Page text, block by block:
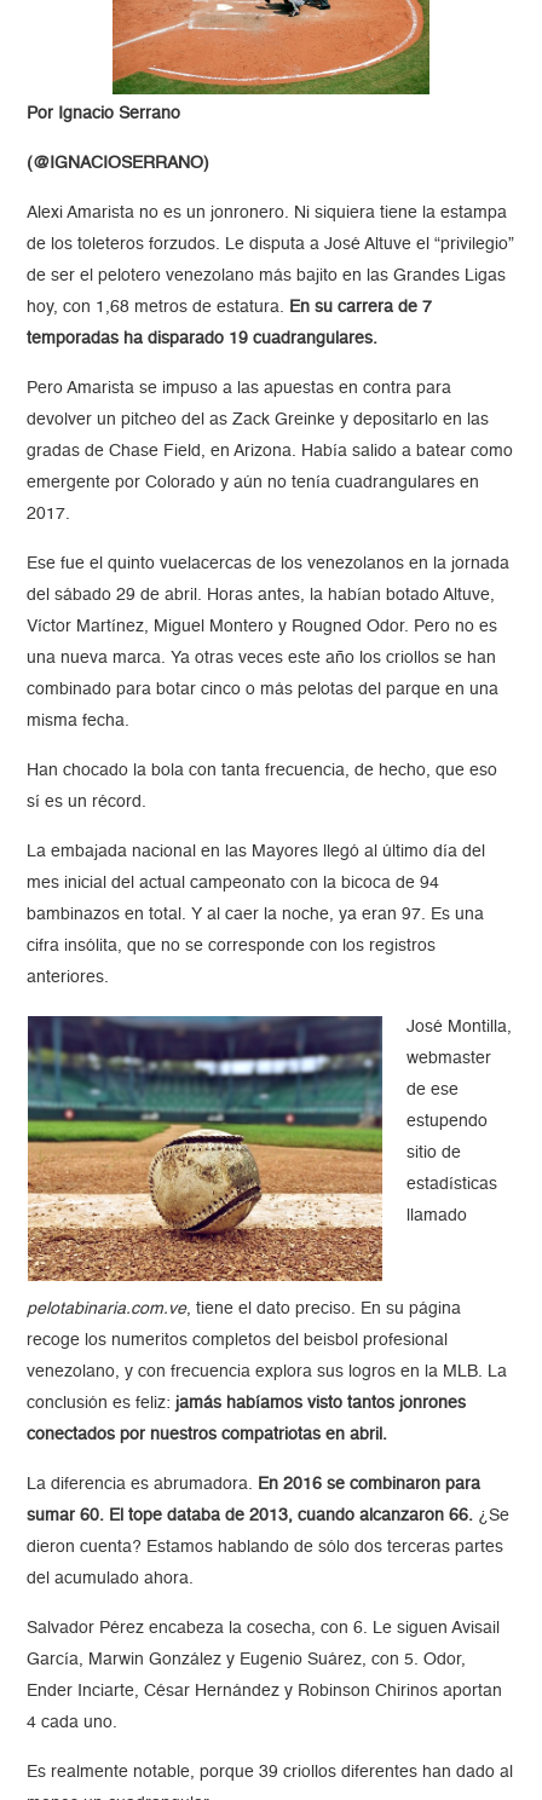
Por Ignacio Serrano
(@IGNACIOSERRANO)
Alexi Amarista no es un jonronero. Ni siquiera tiene la estampa
de los toleteros forzudos. Le disputa a José Altuve el “privilegio”
de ser el pelotero venezolano más bajito en las Grandes Ligas
hoy, con 1,68 metros de estatura. En su carrera de 7
temporadas ha disparado 19 cuadrangulares.
Pero Amarista se impuso a las apuestas en contra para
devolver un pitcheo del as Zack Greinke y depositarlo en las
gradas de Chase Field, en Arizona. Había salido a batear como
emergente por Colorado y aún no tenía cuadrangulares en
2017.
Ese fue el quinto vuelacercas de los venezolanos en la jornada
del sábado 29 de abril. Horas antes, la habían botado Altuve,
Víctor Martínez, Miguel Montero y Rougned Odor. Pero no es
una nueva marca. Ya otras veces este año los criollos se han
combinado para botar cinco o más pelotas del parque en una
misma fecha.
Han chocado la bola con tanta frecuencia, de hecho, que eso
sí es un récord.
La embajada nacional en las Mayores llegó al último día del
mes inicial del actual campeonato con la bicoca de 94
bambinazos en total. Y al caer la noche, ya eran 97. Es una
cifra insólita, que no se corresponde con los registros
anteriores.
José Montilla,
webmaster
de ese
estupendo
sitio de
estadísticas
llamado
pelotabinaria.com.ve, tiene el dato preciso. En su página
recoge los numeritos completos del beisbol profesional
venezolano, y con frecuencia explora sus logros en la MLB. La
conclusión es feliz: jamás habíamos visto tantos jonrones
conectados por nuestros compatriotas en abril.
La diferencia es abrumadora. En 2016 se combinaron para
sumar 60. El tope databa de 2013, cuando alcanzaron 66. ¿Se
dieron cuenta? Estamos hablando de sólo dos terceras partes
del acumulado ahora.
Salvador Pérez encabeza la cosecha, con 6. Le siguen Avisail
García, Marwin González y Eugenio Suárez, con 5. Odor,
Ender Inciarte, César Hernández y Robinson Chirinos aportan
4 cada uno.
Es realmente notable, porque 39 criollos diferentes han dado al